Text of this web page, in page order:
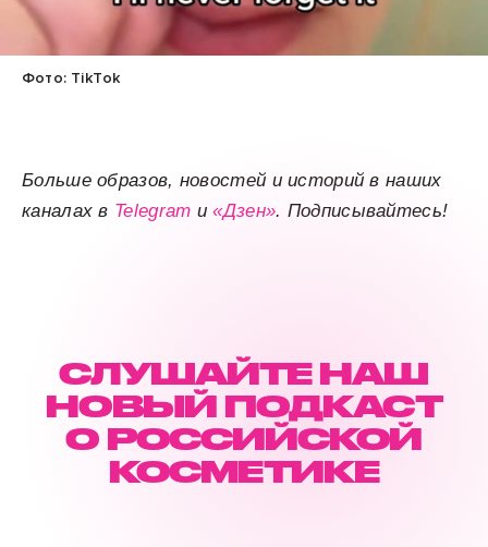
Фото: TikTok
Больше образов, новостей и историй в наших
каналах в Telegram и«Дзен». Подписывайтесь!
СЛУШАЙТЕ НАШ
НОВЫЙ ПОДКАСТ
О РОССИЙСКОЙ
КОСМЕТИКЕ